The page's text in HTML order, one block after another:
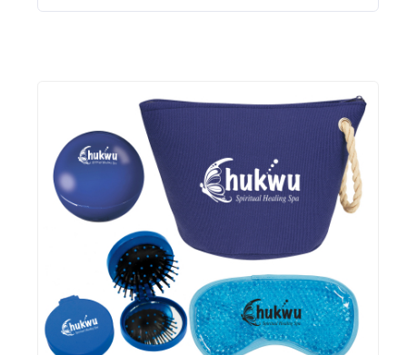
Shorts
Sweaters
T-shirts
Trabajo
Uncategorized